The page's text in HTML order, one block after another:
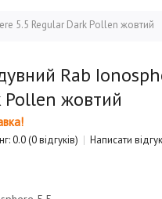
5.5 Regular Dark Pollen жовтий
Rab
Pollen жовтий
0.0(0 відгуків) Написати відгук